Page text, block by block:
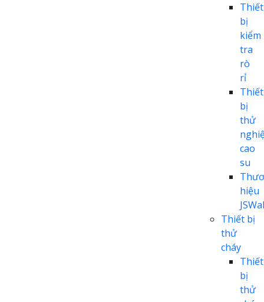
Thiết
bị
kiểm
tra
rò
rỉ
Thiết
bị
thử
cao
su
hiệu
Thiết bị
thử
cháy
Thiết
bị
thử